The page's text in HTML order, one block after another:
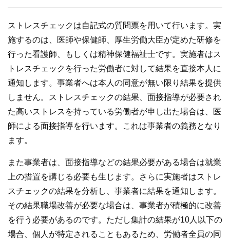
ストレスチェックは自記式の質問票を用いて行います。実
施するのは、医師や保健師、厚生労働大臣が定めた研修を
行った看護師、もしくは精神保健福祉士です。実施者はス
トレスチェックを行った労働者に対して結果を直接本人に
通知します。事業者へは本人の同意が無い限り結果を提供
しません。ストレスチェックの結果、面接指導が必要され
た高いストレスを持っている労働者が申し出た場合は、医
師による面接指導を行います。これは事業者の義務となり
ます。
また事業者は、面接指導などの結果必要がある場合は就業
上の措置を講じる必要も生じます。さらに実施者はストレ
スチェックの結果を分析し、事業者に結果を通知します。
その結果職場改善が必要な場合は、事業者が積極的に改善
を行う必要があるのです。ただし集計の結果が10人以下の
場合、個人が特定されることもあるため、労働者全員の同